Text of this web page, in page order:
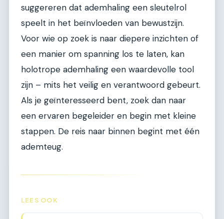
suggereren dat ademhaling een sleutelrol
speelt in het beïnvloeden van bewustzijn.
Voor wie op zoek is naar diepere inzichten of
een manier om spanning los te laten, kan
holotrope ademhaling een waardevolle tool
zijn – mits het veilig en verantwoord gebeurt.
Als je geïnteresseerd bent, zoek dan naar
een ervaren begeleider en begin met kleine
stappen. De reis naar binnen begint met één
ademteug.
LEES OOK